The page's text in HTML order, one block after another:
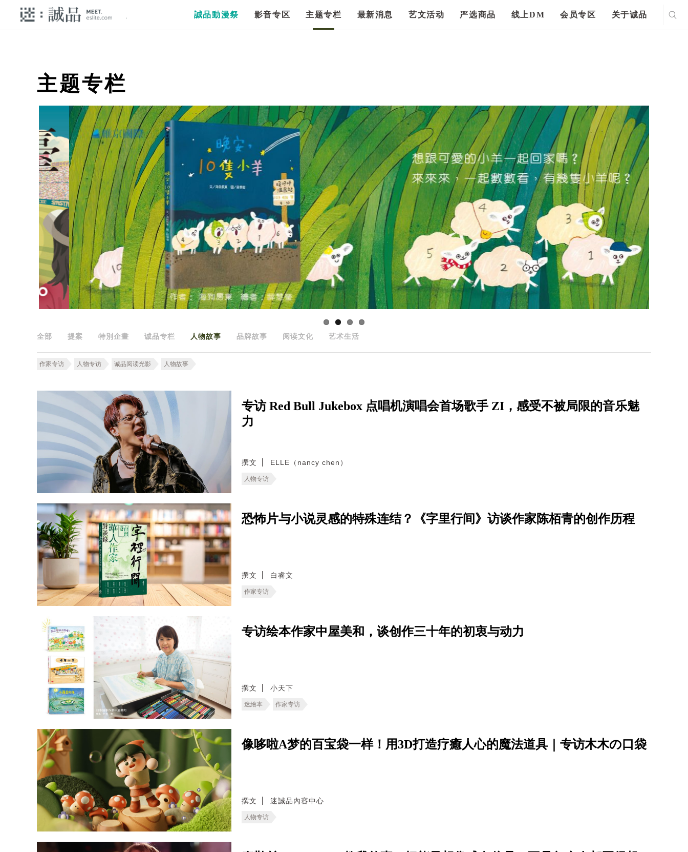
誠品動漫祭 影音专区 主题专栏 最新消息 艺文活动 严选商品 线上DM 会员专区 关于诚品
主题专栏
全部 提案 特別企畫 诚品专栏 人物故事 品牌故事 阅读文化 艺术生活
作家专访 人物专访 诚品阅读光影 人物故事
专访 Red Bull Jukebox 点唱机演唱会首场歌手 ZI，感受不被局限的音乐魅
力
撰文 ELLE（nancy chen）
人物专访
恐怖片与小说灵感的特殊连结？《字里行间》访谈作家陈栢青的创作历程
撰文 白睿文
作家专访
专访绘本作家中屋美和，谈创作三十年的初衷与动力
撰文 小天下
迷繪本 作家专访
像哆啦A梦的百宝袋一样！用3D打造疗癒人心的魔法道具｜专访木木の口袋
撰文 迷誠品內容中心
人物专访